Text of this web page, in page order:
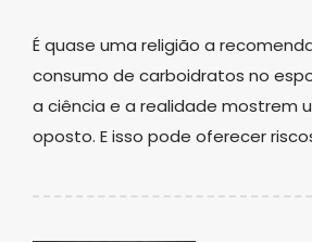
É quase uma religião a
consumo de carboidratos no
a ciência e a realidade mostrem
oposto. E isso pode oferecer